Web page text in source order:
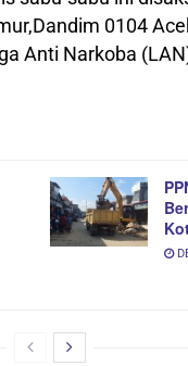
0104
Anti Narkoba